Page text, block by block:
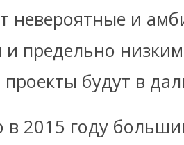
невероятные и
предельно
проекты будут в
2015 году